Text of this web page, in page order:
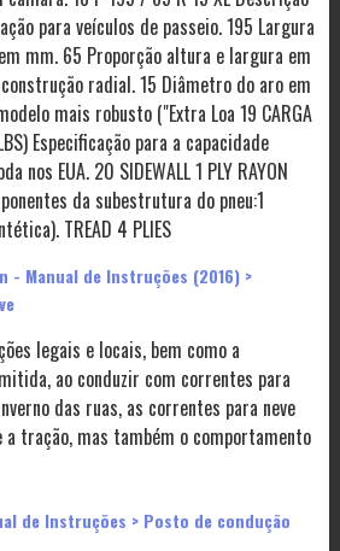
para veículos de passeio. 195 Largura
mm. 65 Proporção altura e largura em
radial. 15 Diâmetro do aro em
mais robusto ("Extra Loa 19 CARGA
Especificação para a capacidade
nos EUA. 20 SIDEWALL 1 PLY RAYON
da subestrutura do pneu:1
TREAD 4 PLIES
- Manual de Instruções (2016) >
legais e locais, bem como a
ao conduzir com correntes para
das ruas, as correntes para neve
a tração, mas também o comportamento
de Instruções > Posto de condução